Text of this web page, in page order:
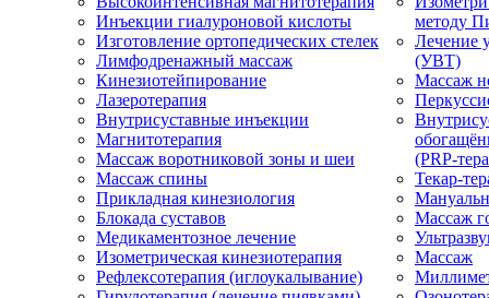
Инъекции гиалуроновой кислоты
Изготовление ортопедических стелек
Лимфодренажный массаж
Кинезиотейпирование
Лазеротерапия
Внутрисуставные инъекции
Магнитотерапия
Массаж воротниковой зоны и шеи
Массаж спины
Прикладная кинезиология
Блокада суставов
Медикаментозное лечение
Изометрическая кинезиотерапия
Рефлексотерапия (иглоукалывание)
методу
Лечение
(УВТ)
Массаж
(PRP-
Текар-
Массаж
Массаж